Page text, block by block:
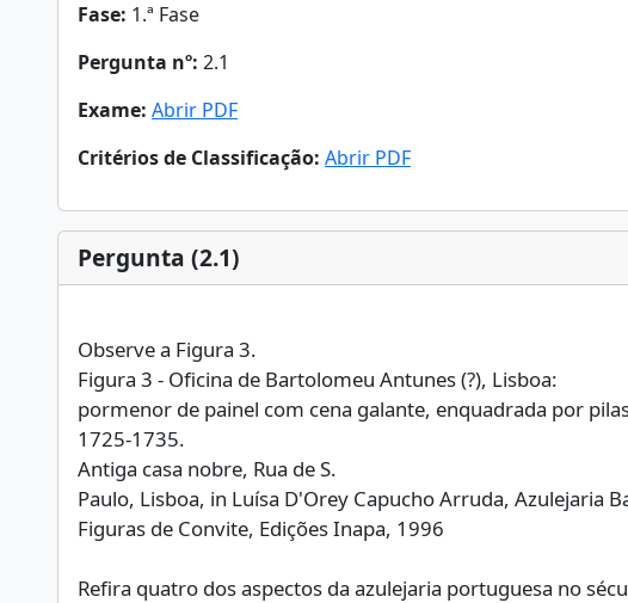
Fase: 1.ª Fase
Pergunta nº: 2.1
Exame: Abrir PDF
Critérios de Classificação: Abrir PDF
Pergunta (2.1)
Observe a Figura 3.
Figura 3 - Oficina de Bartolomeu Antunes (?), Lisboa:
pormenor de painel com cena galante, enquadrada por
1725-1735.
Antiga casa nobre, Rua de S.
Paulo, Lisboa, in Luísa D'Orey Capucho Arruda, Azulejaria
Figuras de Convite, Edições Inapa, 1996
Refira quatro dos aspectos da azulejaria portuguesa no